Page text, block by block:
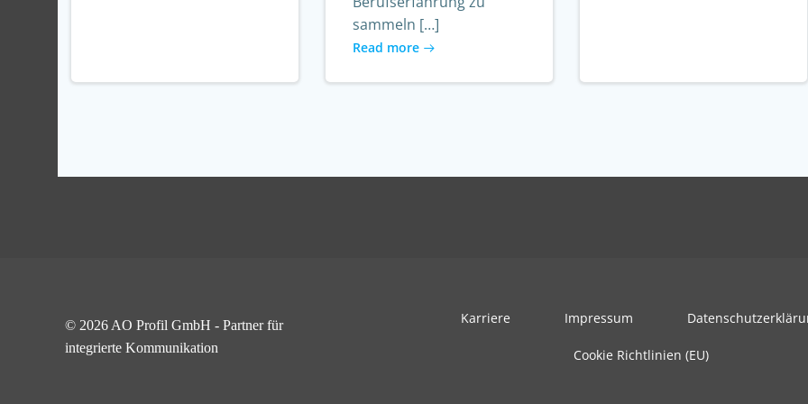
sammeln […]
Read more
© 2026 AO Profil GmbH - Partner für
integrierte Kommunikation
Karriere Impressum
Cookie Richtlinien (EU)